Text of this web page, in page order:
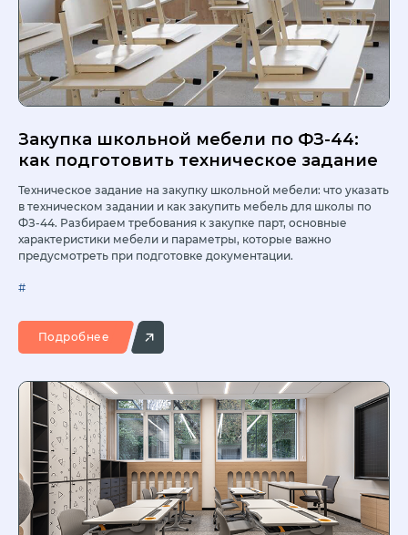
Закупка школьной мебели по ФЗ-44:
как подготовить техническое задание
Техническое задание на закупку школьной мебели: что указать
в техническом задании и как закупить мебель для школы по
ФЗ-44. Разбираем требования к закупке парт, основные
характеристики мебели и параметры, которые важно
предусмотреть при подготовке документации.
#
Подробнее